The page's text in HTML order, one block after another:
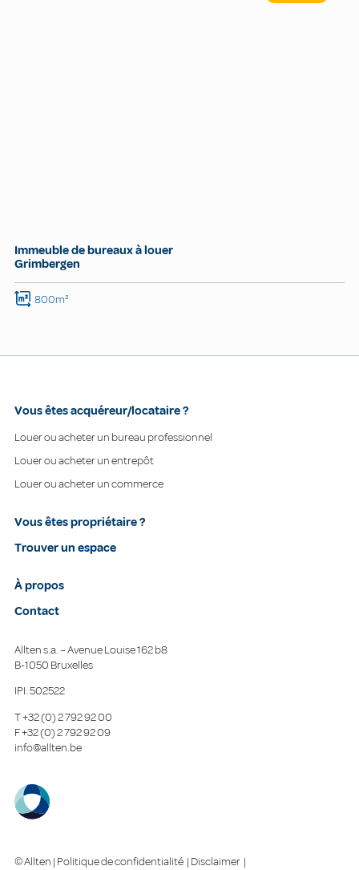
Immeuble de bureaux à louer
Grimbergen
800m²
Vous êtes acquéreur/locataire ?
Louer ou acheter un bureau professionnel
Louer ou acheter un entrepôt
Louer ou acheter un commerce
Vous êtes propriétaire ?
Trouver un espace
À propos
Contact
Allten s.a. – Avenue Louise 162 b8
B-1050 Bruxelles
IPI: 502522
T+32 (0) 2 792 92 00
F+32 (0) 2 792 92 09
info@allten.be
© Allten | Politique de confidentialité | Disclaimer |